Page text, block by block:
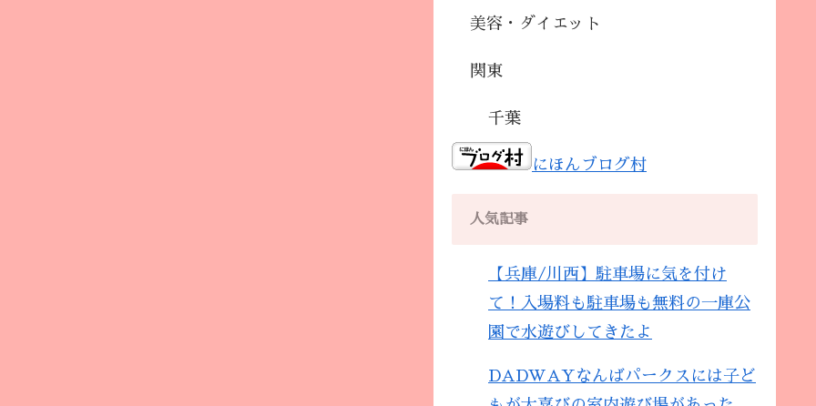
美容・ダイエット
関東
千葉
にほんブログ村
人気記事
【兵庫/川西】駐車場に気を付け
て！入場料も駐車場も無料の一庫公
園で水遊びしてきたよ
DADWAYなんばパークスには子ど